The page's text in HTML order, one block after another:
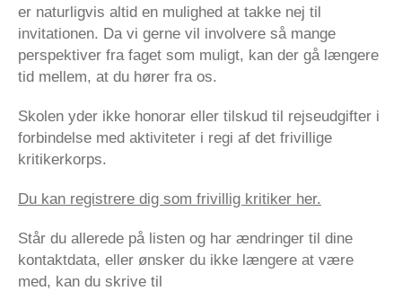
er naturligvis altid en mulighed at takke nej til
invitationen. Da vi gerne vil involvere så mange
perspektiver fra faget som muligt, kan der gå længere
tid mellem, at du hører fra os.
Skolen yder ikke honorar eller tilskud til rejseudgifter i
forbindelse med aktiviteter i regi af det frivillige
kritikerkorps.
Du kan registrere dig som frivillig kritiker her.
Står du allerede på listen og har ændringer til dine
kontaktdata, eller ønsker du ikke længere at være
med, kan du skrive til